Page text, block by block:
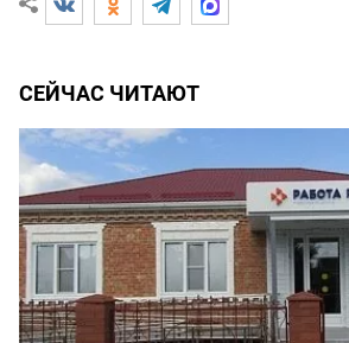
СЕЙЧАС ЧИТАЮТ